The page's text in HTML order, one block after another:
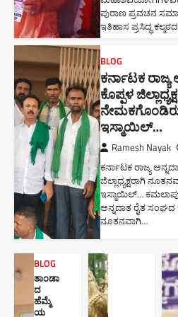
ಪುರಾಣ ಪ್ರವಚನ
ಇತಿಹಾಸ ಪ್ರಸಿದ್ಧ
BLOG
ಕರ್ನಾಟಕ
ಕೊಪ್ಪಳ
ಇಸ್ಮಾಯಿಲ್…
Ramesh Nayak
ಕರ್ನಾಟಕ ರಾಜ್ಯ
ಜಿಲ್ಲಾಧ್ಯಕ್ಷರಾಗಿ
ಇಸ್ಮಾಯಿಲ್…
ಅನ್ನದಾತ ರೈತ ಸಂಘದ
ನೂತನವಾಗಿ…
BLOG
ತಾಂಡಾ
ದ
ಹೆಮ್ಮೆ
ಯ